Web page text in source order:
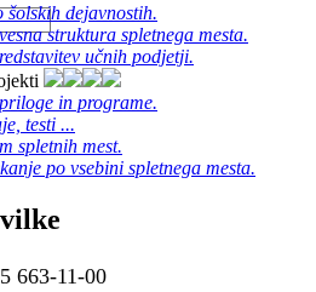
šolskih dejavnostih.
struktura spletnega mesta.
učnih podjetji.
in programe.
testi ...
spletnih mest.
po vsebini spletnega mesta.
663-11-00